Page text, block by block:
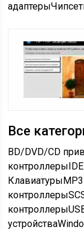
адаптеры
Все
BD/DVD/CD
контроллеры
Клавиатуры
контроллеры
контроллеры
устройства